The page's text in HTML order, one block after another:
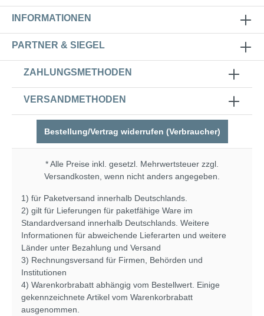
INFORMATIONEN
PARTNER & SIEGEL
ZAHLUNGSMETHODEN
VERSANDMETHODEN
Bestellung/Vertrag widerrufen (Verbraucher)
* Alle Preise inkl. gesetzl. Mehrwertsteuer zzgl.
Versandkosten , wenn nicht anders angegeben.
1) für Paketversand innerhalb Deutschlands.
2) gilt für Lieferungen für paketfähige Ware im
Standardversand innerhalb Deutschlands. Weitere
Informationen für abweichende Lieferarten und weitere
Länder unter Bezahlung und Versand
3) Rechnungsversand für Firmen, Behörden und
Institutionen
4) Warenkorbrabatt abhängig vom Bestellwert. Einige
gekennzeichnete Artikel vom Warenkorbrabatt
ausgenommen.